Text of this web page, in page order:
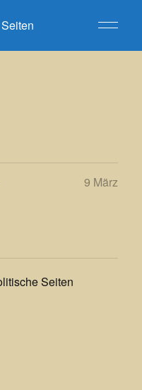
9 März
Seiten